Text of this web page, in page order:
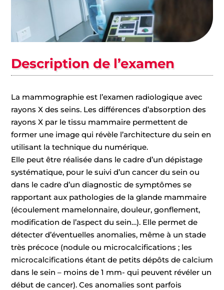
Description de l’examen
La mammographie est l’examen radiologique avec
rayons X des seins. Les différences d’absorption des
rayons X par le tissu mammaire permettent de
former une image qui révèle l’architecture du sein en
utilisant la technique du numérique.
Elle peut être réalisée dans le cadre d’un dépistage
systématique, pour le suivi d’un cancer du sein ou
dans le cadre d’un diagnostic de symptômes se
rapportant aux pathologies de la glande mammaire
(écoulement mamelonnaire, douleur, gonflement,
modification de l’aspect du sein…). Elle permet de
détecter d’éventuelles anomalies, même à un stade
très précoce (nodule ou microcalcifications ; les
microcalcifications étant de petits dépôts de calcium
dans le sein – moins de 1 mm- qui peuvent révéler un
début de cancer). Ces anomalies sont parfois